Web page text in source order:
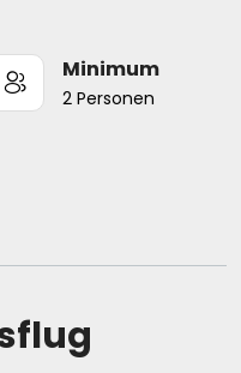
Minimum
2 Personen